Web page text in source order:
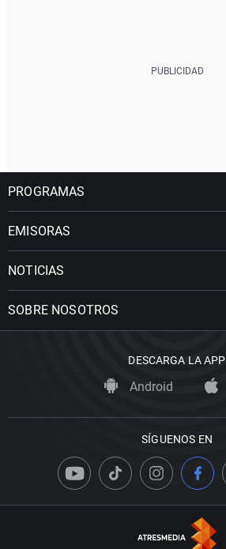
PROGRAMAS
EMISORAS
NOTICIAS
SOBRE NOSOTROS
DESCARGA LA APP
Android
SÍGUENOS EN